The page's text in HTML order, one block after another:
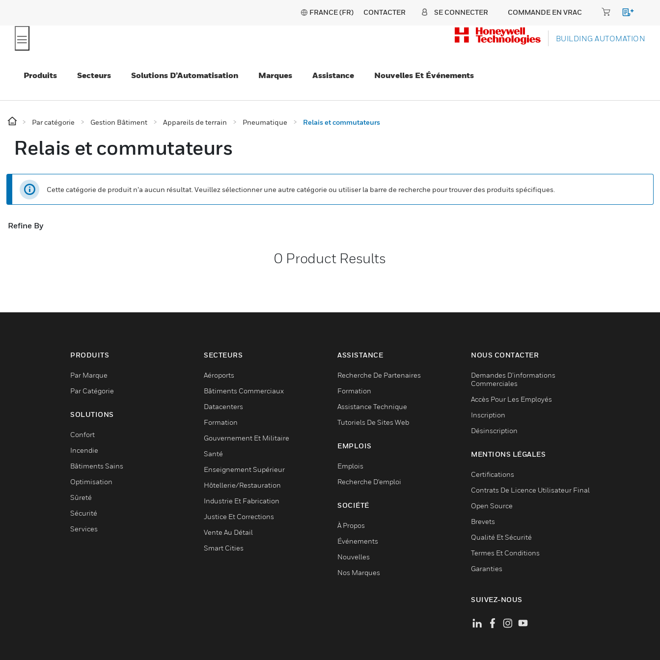
FRANCE (FR) CONTACTER SE CONNECTER COMMANDE EN VRAC
BUILDING AUTOMATION
Produits Secteurs Solutions D’Automatisation Marques Assistance Nouvelles Et Événements
Par catégorie Gestion Bâtiment Appareils de terrain Pneumatique Relais et commutateurs
Relais et commutateurs
Cette catégorie de produit n’a aucun résultat. Veuillez sélectionner une autre catégorie ou utiliser la barre de recherche pour trouver des produits spécifiques.
Refine By
0 Product Results
PRODUITS
Par Marque
Par Catégorie
SOLUTIONS
Confort
Incendie
Bâtiments Sains
Optimisation
Sûreté
Sécurité
Services
SECTEURS
Aéroports
Bâtiments Commerciaux
Datacenters
Formation
Gouvernement Et Militaire
Santé
Enseignement Supérieur
Hôtellerie/Restauration
Industrie Et Fabrication
Justice Et Corrections
Vente Au Détail
Smart Cities
ASSISTANCE
Recherche De Partenaires
Formation
Assistance Technique
Tutoriels De Sites Web
EMPLOIS
Emplois
Recherche D'emploi
SOCIÉTÉ
À Propos
Événements
Nouvelles
Nos Marques
NOUS CONTACTER
Demandes D’informations
Commerciales
Accès Pour Les Employés
Inscription
Désinscription
MENTIONS LÉGALES
Certifications
Contrats De Licence Utilisateur Final
Open Source
Brevets
Qualité Et Sécurité
Termes Et Conditions
Garanties
SUIVEZ-NOUS